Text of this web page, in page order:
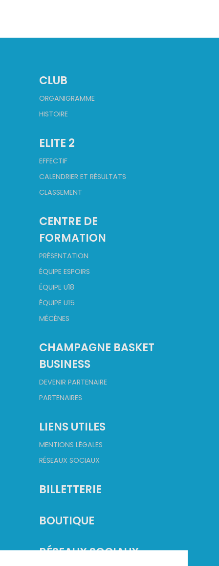
CLUB
ORGANIGRAMME
HISTOIRE
ELITE 2
EFFECTIF
CALENDRIER ET RÉSULTATS
CLASSEMENT
CENTRE DE
FORMATION
PRÉSENTATION
ÉQUIPE ESPOIRS
ÉQUIPE U18
ÉQUIPE U15
MÉCÈNES
CHAMPAGNE BASKET
BUSINESS
DEVENIR PARTENAIRE
PARTENAIRES
LIENS UTILES
MENTIONS LÉGALES
RÉSEAUX SOCIAUX
BILLETTERIE
BOUTIQUE
RÉSEAUX SOCIAUX